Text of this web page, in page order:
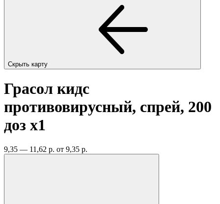
Скрыть карту
Грасол кидс
противовирусный, спрей, 200
доз x1
9,35 — 11,62 р. от 9,35 р.